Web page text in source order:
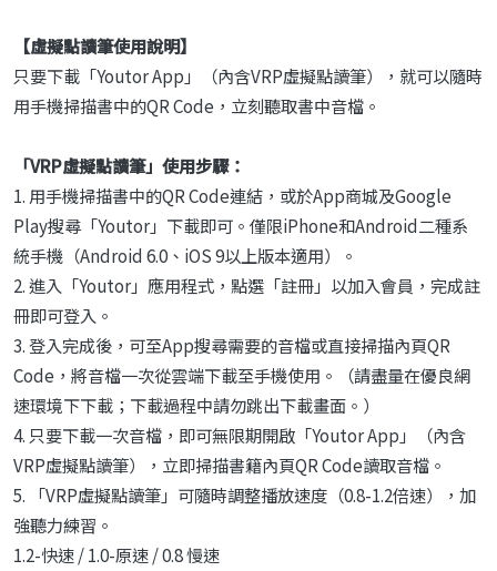
【虛擬點讀筆使用說明】
只要下載「Youtor App」（內含VRP虛擬點讀筆），就可以隨時
用手機掃描書中的QR Code，立刻聽取書中音檔。
「VRP虛擬點讀筆」使用步驟：
1. 用手機掃描書中的QR Code連結，或於App商城及Google
Play搜尋「Youtor」下載即可。僅限iPhone和Android二種系
統手機（Android 6.0、iOS 9以上版本適用）。
2. 進入「Youtor」應用程式，點選「註冊」以加入會員，完成註
冊即可登入。
3. 登入完成後，可至App搜尋需要的音檔或直接掃描內頁QR
Code，將音檔一次從雲端下載至手機使用。（請盡量在優良網
速環境下下載；下載過程中請勿跳出下載畫面。）
4. 只要下載一次音檔，即可無限期開啟「Youtor App」（內含
VRP虛擬點讀筆），立即掃描書籍內頁QR Code讀取音檔。
5. 「VRP虛擬點讀筆」可隨時調整播放速度（0.8-1.2倍速），加
強聽力練習。
1.2-快速 / 1.0-原速 / 0.8 慢速